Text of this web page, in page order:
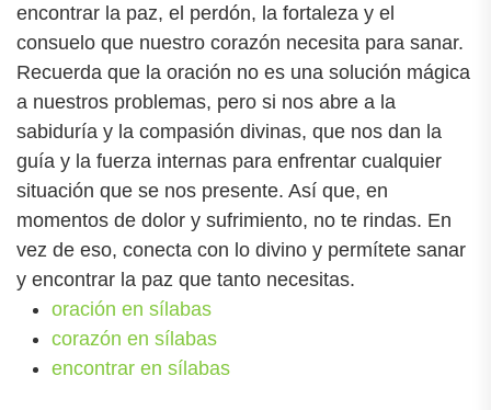
encontrar la paz, el perdón, la fortaleza y el
consuelo que nuestro corazón necesita para sanar.
Recuerda que la oración no es una solución mágica
a nuestros problemas, pero si nos abre a la
sabiduría y la compasión divinas, que nos dan la
guía y la fuerza internas para enfrentar cualquier
situación que se nos presente. Así que, en
momentos de dolor y sufrimiento, no te rindas. En
vez de eso, conecta con lo divino y permítete sanar
y encontrar la paz que tanto necesitas.
oración en sílabas
corazón en sílabas
encontrar en sílabas